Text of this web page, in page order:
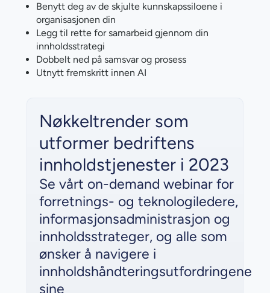
Benytt deg av de skjulte kunnskapssiloene i
organisasjonen din
Legg til rette for samarbeid gjennom din
innholdsstrategi
Dobbelt ned på samsvar og prosess
Utnytt fremskritt innen AI
Nøkkeltrender som
utformer bedriftens
innholdstjenester i 2023
Se vårt on-demand webinar for
forretnings- og teknologiledere,
informasjonsadministrasjon og
innholdsstrateger, og alle som
ønsker å navigere i
innholdshåndteringsutfordringene
sine